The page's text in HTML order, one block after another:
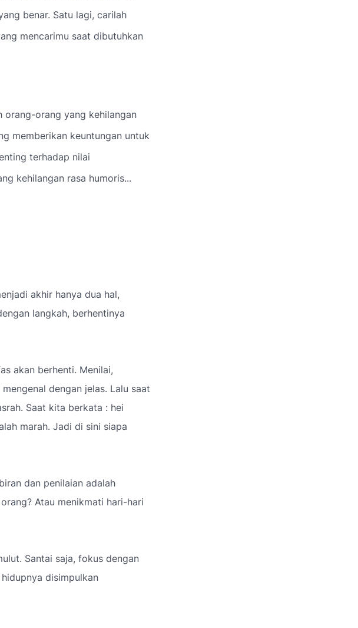
benar. Satu lagi, carilah
mencarimu saat dibutuhkan
orang-orang yang kehilangan
memberikan keuntungan untuk
terhadap nilai
kehilangan rasa humoris...
akhir hanya dua hal,
langkah, berhentinya
akan berhenti. Menilai,
dengan jelas. Lalu saat
Saat kita berkata : hei
marah. Jadi di sini siapa
dan penilaian adalah
Atau menikmati hari-hari
Santai saja, fokus dengan
disimpulkan